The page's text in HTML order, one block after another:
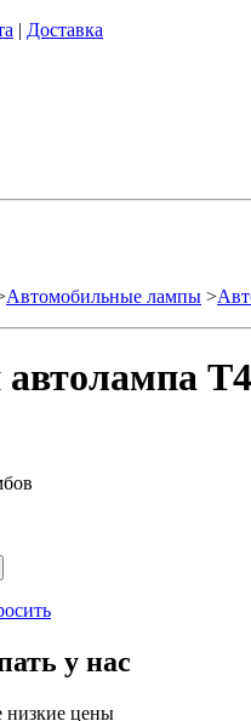
| Доставка
Автомобильные лампы >
автолампа
у нас
низкие цены